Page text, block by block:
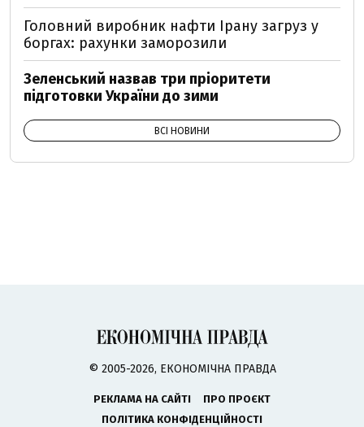
Головний виробник нафти Ірану загруз у
боргах: рахунки заморозили
Зеленський назвав три пріоритети
підготовки України до зими
ВСІ НОВИНИ
© 2005-2026, ЕКОНОМІЧНА ПРАВДА
РЕКЛАМА НА САЙТІ
ПРО ПРОЄКТ
ПОЛІТИКА КОНФІДЕНЦІЙНОСТІ